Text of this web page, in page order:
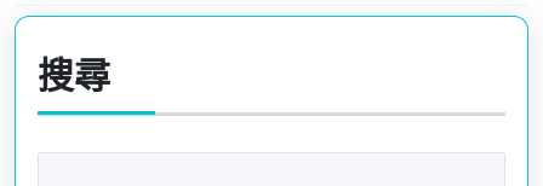
章
導
覽
Previous
post:
搜尋